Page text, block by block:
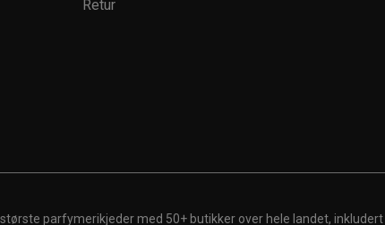
Retur
største parfymerikjeder med 50+ butikker over hele landet,